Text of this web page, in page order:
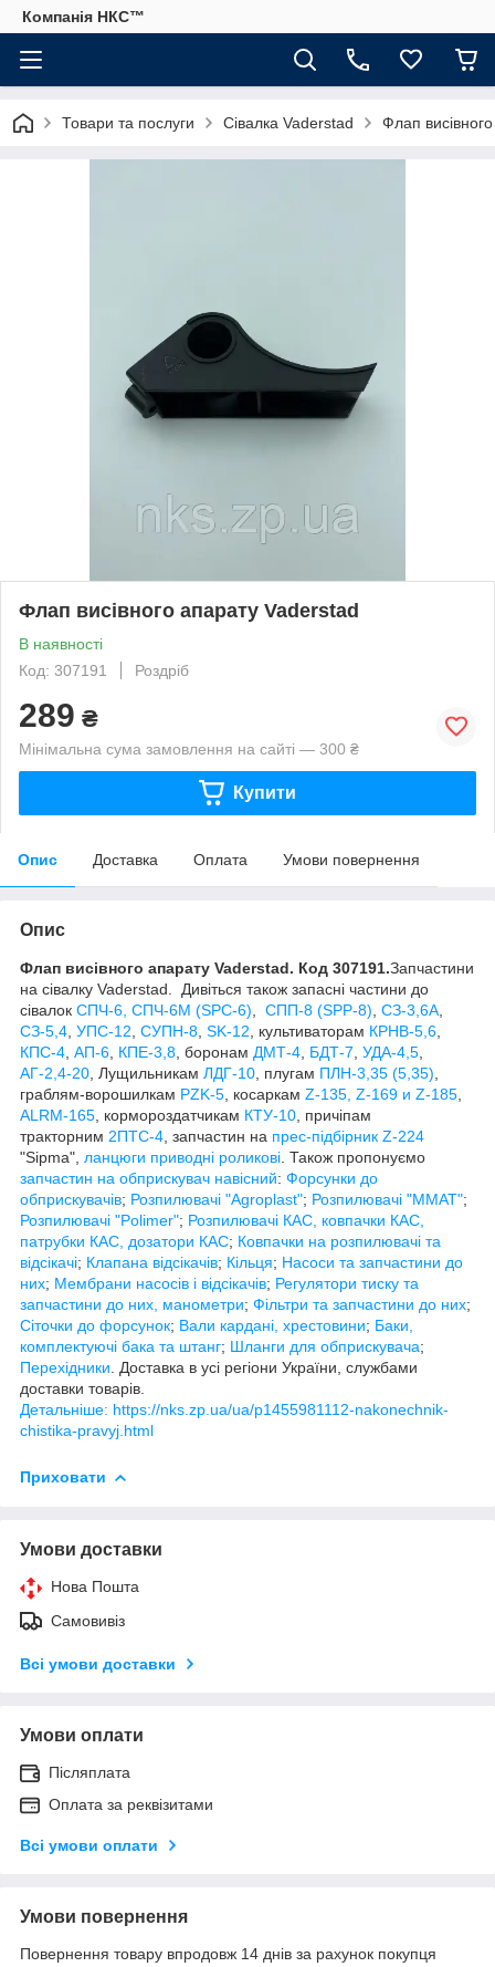
Компанія НКС™
Товари та послуги Сівалка Vaderstad Флап
Флап висівного апарату Vaderstad
В наявності
Код: 307191
Роздріб
289 ₴
Мінімальна сума замовлення на сайті — 300 ₴
Купити
Опис Доставка Оплата Умови повернення
Опис
Флап висівного апарату Vaderstad. Код 307191.Запчастини
на сівалку Vaderstad. Дивіться також запасні частини до
сівалок СПЧ-6, СПЧ-6М (SPС-6) СПП-8 (SPP-8) СЗ-3,6А
СЗ-5,4 УПС-12 СУПН-8 SK-12 , культиваторам КРНВ-5,6
КПС-4 АП-6 КПЕ-3,8 , боронам ДМТ-4 БДТ-7 УДА-4,5
АГ-2,4-20 , Лущильникам ЛДГ-10 , плугам ПЛН-3,35 (5,35)
граблям-ворошилкам PZK-5 , косаркам Z-135, Z-169 и Z-185
ALRM-165 , кормороздатчикам КТУ-10 , причіпам
тракторним 2ПТС-4 , запчастин на прес-підбірник Z-224
"Sipma", ланцюги приводні роликові . Також пропонуємо
запчастин на обприскувач навісний: Форсунки до
обприскувачів; Розпилювачі "Agroplast"; Розпилювачі "MMAT";
Розпилювачі "Polimer"; Розпилювачі КАС, ковпачки КАС,
патрубки КАС, дозатори КАС; Ковпачки на розпилювачі та
відсікачі; Клапана відсікачів; Кільця; Насоси та запчастини до
них; Мембрани насосів і відсікачів; Регулятори тиску та
запчастини до них, манометри; Фільтри та запчастини до них;
Сіточки до форсунок; Вали кардані, хрестовини; Баки,
комплектуючі бака та штанг; Шланги для обприскувача;
Перехідники . Доставка в усі регіони України, службами
доставки товарів.
Детальніше: https://nks.zp.ua/ua/p1455981112-nakonechnik-
chistika-pravyj.html
Приховати
Умови доставки
Нова Пошта
Самовивіз
Всі умови доставки
Умови оплати
Післяплата
Оплата за реквізитами
Всі умови оплати
Умови повернення
Повернення товару впродовж 14 днів за рахунок покупця